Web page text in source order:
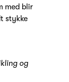
med blir
stykke
og